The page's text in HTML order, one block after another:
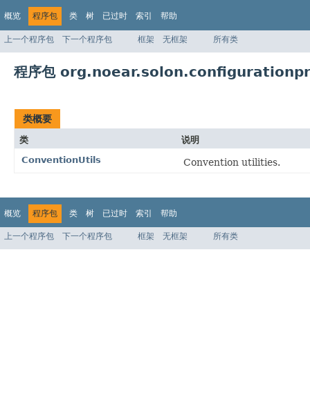
概览 程序包 类 树 已过时 索引 帮助
上一个程序包 下一个程序包 框架 无框架 所有类
程序包
类概要
类
说明
ConventionUtils
Convention utilities.
概览 程序包 类 树 已过时 索引 帮助
上一个程序包 下一个程序包 框架 无框架 所有类